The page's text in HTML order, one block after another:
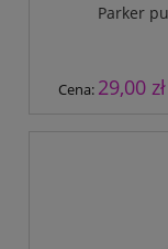
Parker
Cena: 29,00 zł